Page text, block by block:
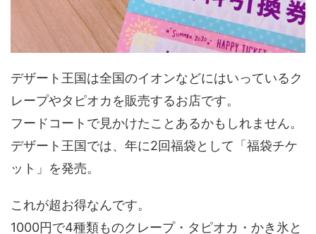
デザート王国は全国のイオンなどにはいっているク
レープやタピオカを販売するお店です。
フードコートで見かけたことあるかもしれません。
デザート王国では、年に2回福袋として「福袋チケ
ット」を発売。
これが超お得なんです。
1000円で4種類ものクレープ・タピオカ・かき氷と